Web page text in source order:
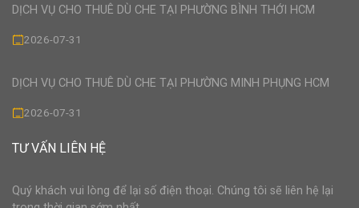
DỊCH VỤ CHO THUÊ DÙ CHE TẠI PHƯỜNG BÌNH THỚI HCM
2026-07-31
DỊCH VỤ CHO THUÊ DÙ CHE TẠI PHƯỜNG MINH PHỤNG HCM
2026-07-31
TƯ VẤN LIÊN HỆ
Quý khách vui lòng để lại số điện thoại. Chúng tôi sẽ liên hệ lại